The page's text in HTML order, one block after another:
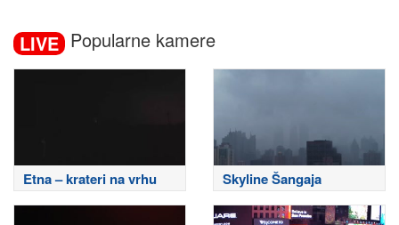
LIVE Popularne kamere
Etna – krateri na vrhu Skyline Šangaja